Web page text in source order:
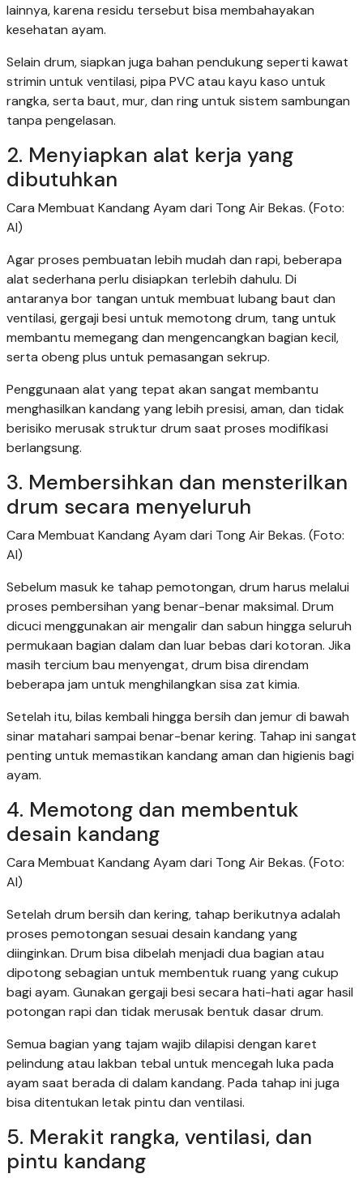
lainnya, karena residu tersebut bisa membahayakan
kesehatan ayam.
Selain drum, siapkan juga bahan pendukung seperti kawat
strimin untuk ventilasi, pipa PVC atau kayu kaso untuk
rangka, serta baut, mur, dan ring untuk sistem sambungan
tanpa pengelasan.
2. Menyiapkan alat kerja yang
dibutuhkan
Cara Membuat Kandang Ayam dari Tong Air Bekas. (Foto:
AI)
Agar proses pembuatan lebih mudah dan rapi, beberapa
alat sederhana perlu disiapkan terlebih dahulu. Di
antaranya bor tangan untuk membuat lubang baut dan
ventilasi, gergaji besi untuk memotong drum, tang untuk
membantu memegang dan mengencangkan bagian kecil,
serta obeng plus untuk pemasangan sekrup.
Penggunaan alat yang tepat akan sangat membantu
menghasilkan kandang yang lebih presisi, aman, dan tidak
berisiko merusak struktur drum saat proses modifikasi
berlangsung.
3. Membersihkan dan mensterilkan
drum secara menyeluruh
Cara Membuat Kandang Ayam dari Tong Air Bekas. (Foto:
AI)
Sebelum masuk ke tahap pemotongan, drum harus melalui
proses pembersihan yang benar-benar maksimal. Drum
dicuci menggunakan air mengalir dan sabun hingga seluruh
permukaan bagian dalam dan luar bebas dari kotoran. Jika
masih tercium bau menyengat, drum bisa direndam
beberapa jam untuk menghilangkan sisa zat kimia.
Setelah itu, bilas kembali hingga bersih dan jemur di bawah
sinar matahari sampai benar-benar kering. Tahap ini sangat
penting untuk memastikan kandang aman dan higienis bagi
ayam.
4. Memotong dan membentuk
desain kandang
Cara Membuat Kandang Ayam dari Tong Air Bekas. (Foto:
AI)
Setelah drum bersih dan kering, tahap berikutnya adalah
proses pemotongan sesuai desain kandang yang
diinginkan. Drum bisa dibelah menjadi dua bagian atau
dipotong sebagian untuk membentuk ruang yang cukup
bagi ayam. Gunakan gergaji besi secara hati-hati agar hasil
potongan rapi dan tidak merusak bentuk dasar drum.
Semua bagian yang tajam wajib dilapisi dengan karet
pelindung atau lakban tebal untuk mencegah luka pada
ayam saat berada di dalam kandang. Pada tahap ini juga
bisa ditentukan letak pintu dan ventilasi.
5. Merakit rangka, ventilasi, dan
pintu kandang